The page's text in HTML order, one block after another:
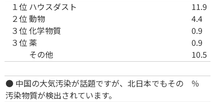
１位
２位
３位
３位
ハウスダスト
動物
化学物質
薬
その他
11.9
4.4
0.9
0.9
10.5
● 中国の大気汚染が話題ですが、北日本でもその
汚染物質が検出されています。
％